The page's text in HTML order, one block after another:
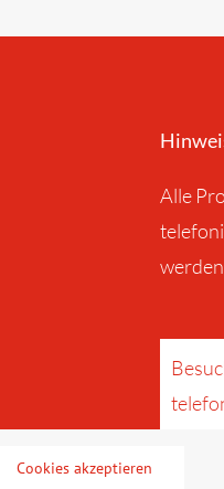
Alle
Cookies akzeptieren